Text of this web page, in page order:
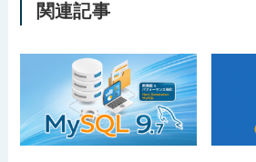
関連記事